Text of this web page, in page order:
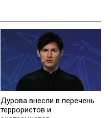
Дурова внесли в перечень
террористов и